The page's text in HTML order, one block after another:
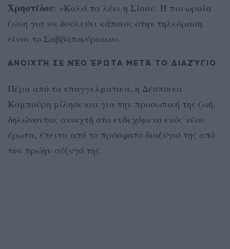
Χρηστίδου: «Καλά τα λέει η Σίσσυ. Η πιο ωραία
ζώνη για να δουλεύει κάποιος στην τηλεόραση
είναι το Σαββατοκύριακο».
ΑΝΟΙΧΤΉ ΣΕ ΝΈΟ ΈΡΩΤΑ ΜΕΤΆ ΤΟ ΔΙΑΖΎΓΙΟ
Πέρα από τα επαγγελματικά, η Δέσποινα
Καμπούρη μίλησε και για την προσωπική της ζωή,
δηλώνοντας ανοιχτή στο ενδεχόμενο ενός νέου
έρωτα, έπειτα από το πρόσφατο διαζύγιό της από
τον πρώην σύζυγό της.